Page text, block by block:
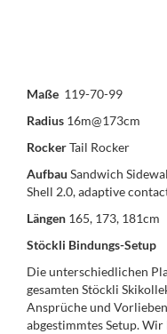
Maße 119-70-99
Radius 16m@173cm
RockerTail Rocker
Aufbau Sandwich
Shell 2.0, adaptive
Längen 165, 173, 181cm
Stöckli Bindungs-Setup
Die unterschiedlichen
gesamten Stöckli
Ansprüche und
abgestimmtes Setup.